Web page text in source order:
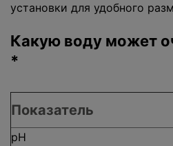
установки для удобного
Какую воду может
*
Показатель
pH